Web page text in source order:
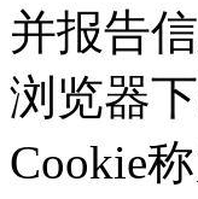
并报告
浏览器
Cookie